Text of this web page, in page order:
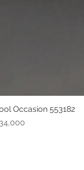
Occasion 553182